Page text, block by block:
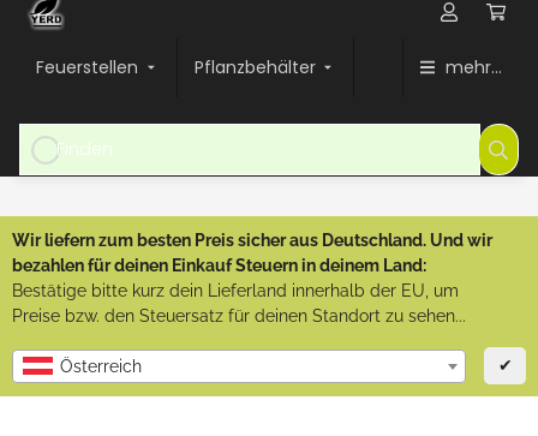
Feuerstellen Pflanzbehälter mehr...
Wir liefern zum besten Preis sicher aus Deutschland. Und wir
bezahlen für deinen Einkauf Steuern in deinem Land:
Bestätige bitte kurz dein Lieferland innerhalb der EU, um
Preise bzw. den Steuersatz für deinen Standort zu sehen...
Österreich ✔